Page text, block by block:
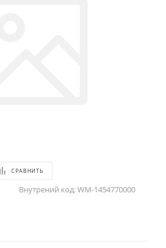
СРАВНИТЬ
Внутрений код:WM-1454770000